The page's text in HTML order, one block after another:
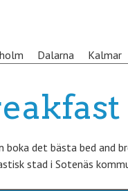
Dalarna Kalmar
det bästa bed and
stad i Sotenäs